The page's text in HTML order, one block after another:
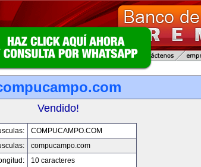
Vendido!
COMPUCAMPO.COM
compucampo.com
10 caracteres